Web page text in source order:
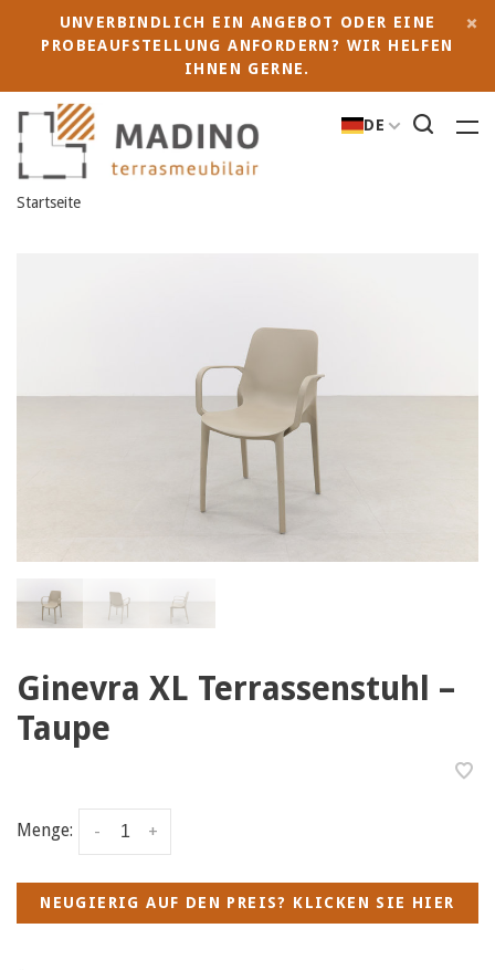
UNVERBINDLICH EIN ANGEBOT ODER EINE
PROBEAUFSTELLUNG ANFORDERN? WIR HELFEN
IHNEN GERNE.
DE
Startseite
Ginevra XL Terrassenstuhl –
Taupe
Menge: +
-
NEUGIERIG AUF DEN PREIS? KLICKEN SIE HIER